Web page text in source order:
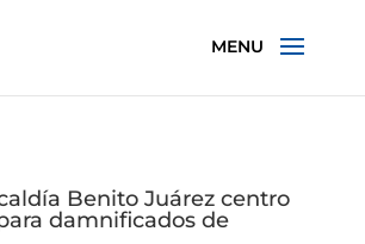
Benito Juárez centro
damnificados de